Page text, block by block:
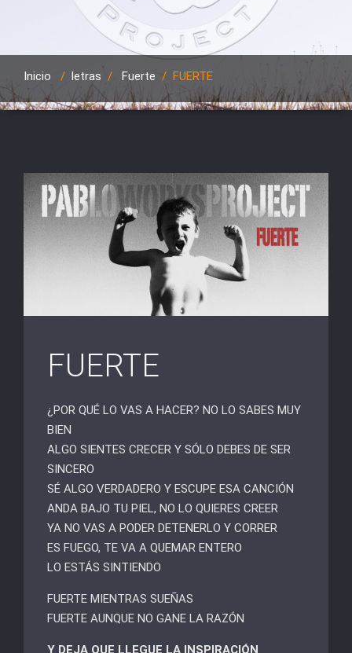
Inicio / letras / Fuerte / FUERTE
FUERTE
¿POR QUÉ LO VAS A HACER? NO LO SABES MUY
BIEN
ALGO SIENTES CRECER Y SÓLO DEBES DE SER
SINCERO
SÉ ALGO VERDADERO Y ESCUPE ESA CANCIÓN
ANDA BAJO TU PIEL, NO LO QUIERES CREER
YA NO VAS A PODER DETENERLO Y CORRER
ES FUEGO, TE VA A QUEMAR ENTERO
LO ESTÁS SINTIENDO
FUERTE MIENTRAS SUEÑAS
FUERTE AUNQUE NO GANE LA RAZÓN
Y DEJA QUE LLEGUE LA INSPIRACIÓN